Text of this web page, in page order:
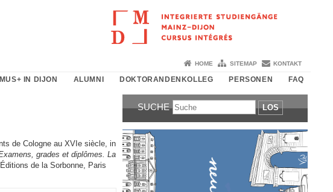
HOME SITEMAP KONTAKT
IN DIJON ALUMNI DOKTORANDENKOLLEG PERSONEN FAQ
de Cologne au XVIe siècle, in
grades et diplômes. La
, Éditions de la Sorbonne, Paris
SUCHE LOS